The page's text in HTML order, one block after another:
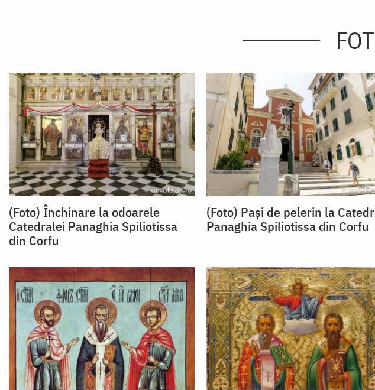
(Foto) Închinare la odoarele
Catedralei Panaghia Spiliotissa
din Corfu
(Foto) Pași de pelerin la
Panaghia Spiliotissa din Corfu